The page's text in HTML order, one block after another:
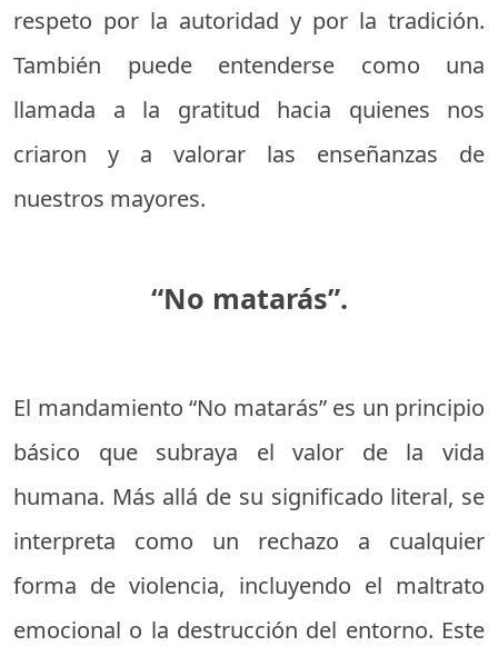
respeto por la autoridad y por la tradición.
También puede entenderse como una
llamada a la gratitud hacia quienes nos
criaron y a valorar las enseñanzas de
nuestros mayores.
“No matarás”.
El mandamiento “No matarás” es un principio
básico que subraya el valor de la vida
humana. Más allá de su significado literal, se
interpreta como un rechazo a cualquier
forma de violencia, incluyendo el maltrato
emocional o la destrucción del entorno. Este